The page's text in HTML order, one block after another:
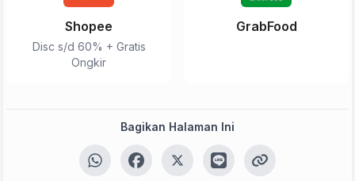
Shopee
Disc s/d 60% + Gratis
Ongkir
GrabFood
Bagikan Halaman Ini